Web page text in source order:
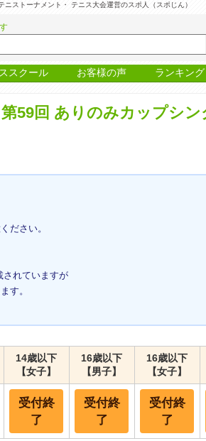
ストーナメント・ テニス大会運営のスポ人（スポじん）
スクール お客様の声 ランキング
第59回 ありのみカップシ
ださい。
されていますが
す。
14歳以下
【女子】
16歳以下
【男子】
16歳以下
【女子】
受付終
了
受付終
了
受付終
了